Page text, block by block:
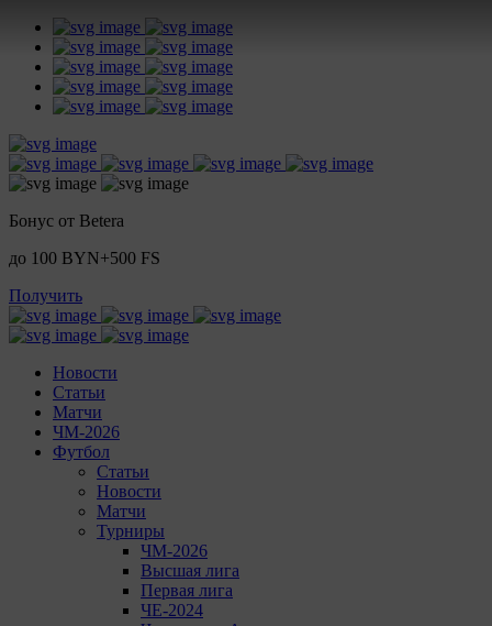
Бонус от Betera
до 100 BYN+500 FS
Получить
Новости
Статьи
Матчи
ЧМ-2026
Футбол
Статьи
Новости
Матчи
Турниры
ЧМ-2026
Высшая лига
Первая лига
ЧЕ-2024